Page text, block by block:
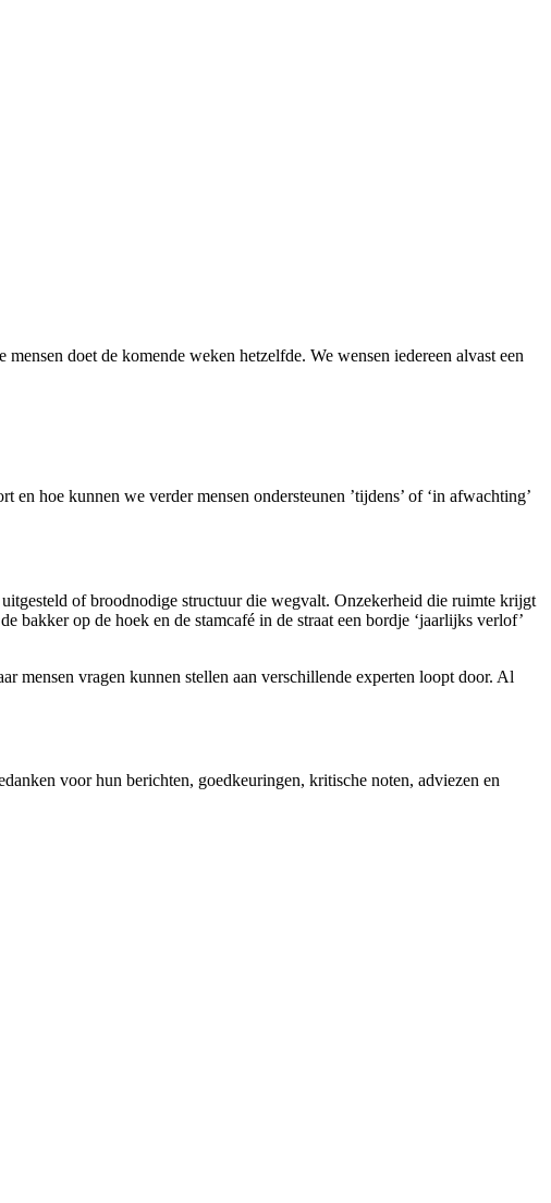
doet de komende weken hetzelfde. We wensen iedereen alvast een
hoe kunnen we verder mensen ondersteunen ’tijdens’ of ‘in afwachting’
of broodnodige structuur die wegvalt. Onzekerheid die ruimte krijgt
bakker op de hoek en de stamcafé in de straat een bordje ‘jaarlijks verlof’
mensen vragen kunnen stellen aan verschillende experten loopt door. Al
voor hun berichten, goedkeuringen, kritische noten, adviezen en